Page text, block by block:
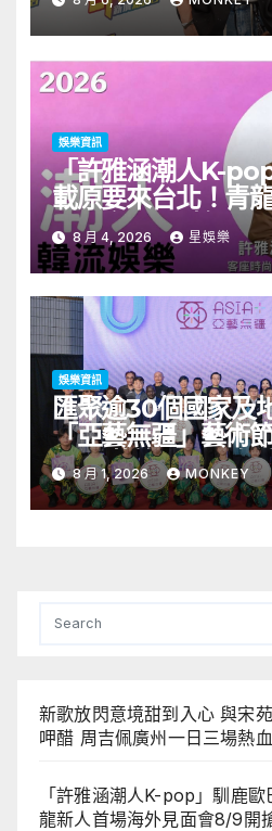
娛樂資訊
「許雅涵潮人K-
載原要來台北！青
見面會8/9開搶
8 月 4, 2026 星娛樂
娛樂資訊
匯聚逾30個國家及地區
「亞藝無疆」藝術
行 開幕節目《三角
出陣容包括王雙駿
來自蒙古的Uuhai
8 月 1, 2026 MONKEY
新歌放閃意境甜到入心 與宋
呷醋 周吉佩廣州一日三場熱
「許雅涵潮人K-pop」馴鹿
龍新人首場海外見面會8/9開